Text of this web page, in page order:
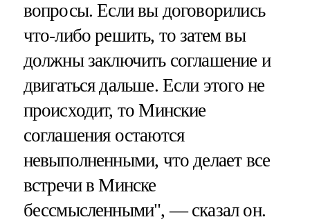
вопросы. Если вы договорились
что-либо решить, то затем вы
должны заключить соглашение и
двигаться дальше. Если этого не
происходит, то Минские
соглашения остаются
невыполненными, что делает все
встречи в Минске
бессмысленными", — сказал он.